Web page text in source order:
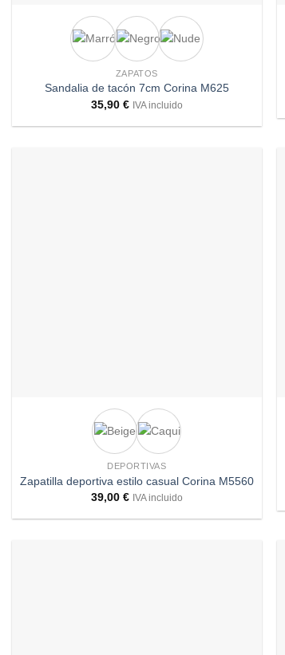
ZAPATOS
Sandalia de tacón 7cm Corina M625
35,90 € IVA incluido
DEPORTIVAS
Zapatilla deportiva estilo casual Corina M5560
39,00 € IVA incluido